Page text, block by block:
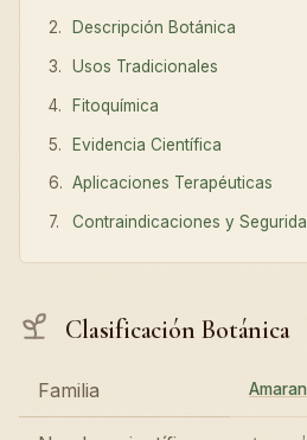
Descripción Botánica
Usos Tradicionales
Fitoquímica
Evidencia Científica
Aplicaciones Terapéuticas
Contraindicaciones y
Clasificación Botánica
Familia